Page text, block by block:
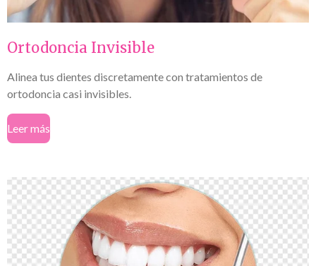
Ortodoncia Invisible
Alinea tus dientes discretamente con tratamientos de
ortodoncia casi invisibles.
Leer más